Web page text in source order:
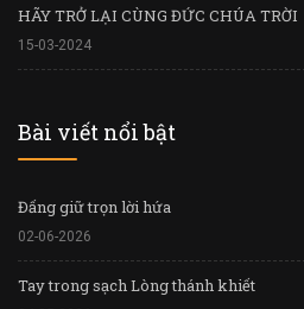
HÃY TRỞ LẠI CÙNG ĐỨC CHÚA TRỜI
15-03-2024
Bài viết nổi bật
Đấng giữ trọn lời hứa
02-06-2026
Tay trong sạch Lòng thánh khiết